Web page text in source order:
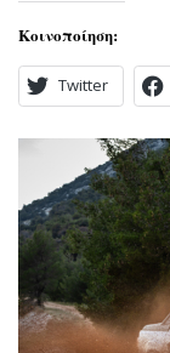
Κοινοποίηση:
Twitter